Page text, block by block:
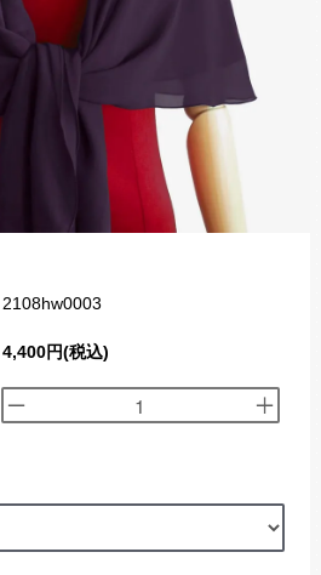
2108hw0003
4,400円(税込)